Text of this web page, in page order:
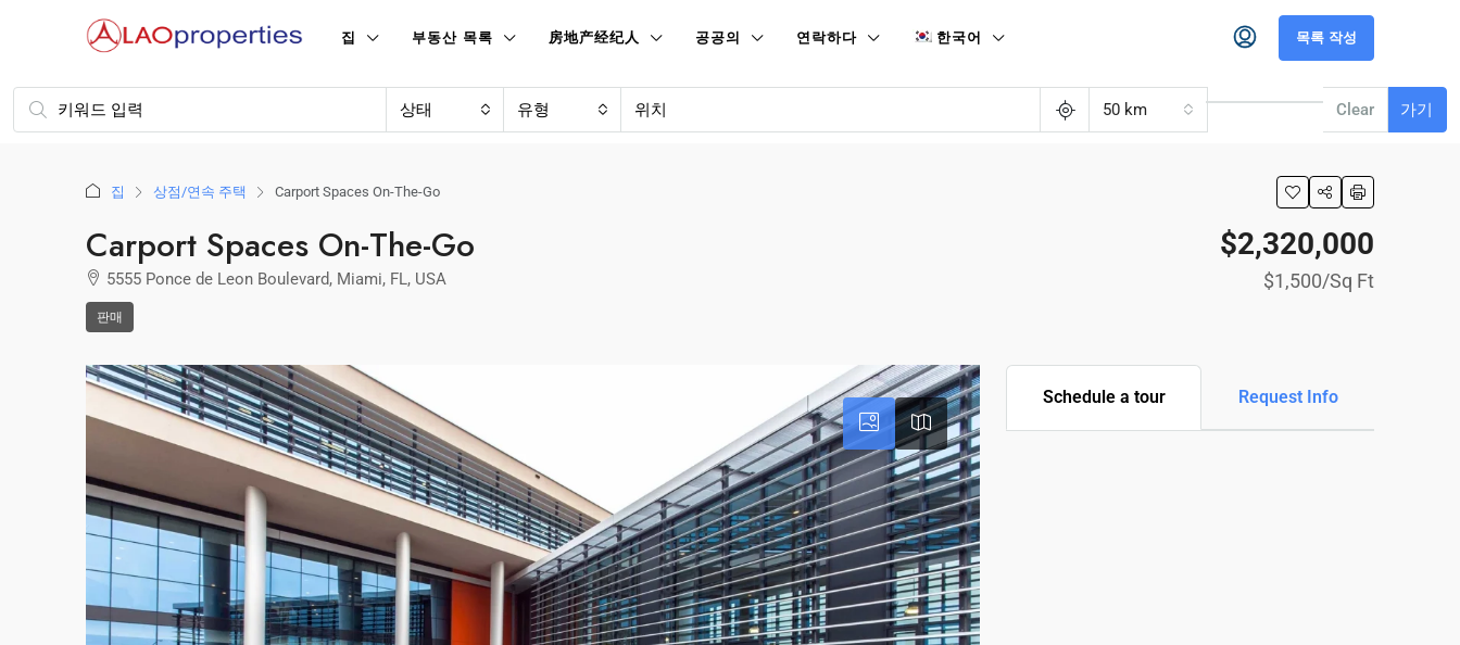
집 부동산 목록 房地产经纪人 공공의 연락하다 한국어 목록 작성
상태 유형 50 km Clear 가기
집 상점/연속 주택 Carport Spaces On-The-Go
Carport Spaces On-The-Go
5555 Ponce de Leon Boulevard, Miami, FL, USA
판매
$2,320,000
$1,500/Sq Ft
Schedule a tour Request Info